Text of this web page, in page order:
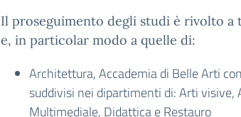
Il proseguimento degli studi è rivolto
e, in particolar modo a quelle di:
Architettura, Accademia di Belle Arti
suddivisi nei dipartimenti di: Arti visive,
Multimediale, Didattica e Restauro